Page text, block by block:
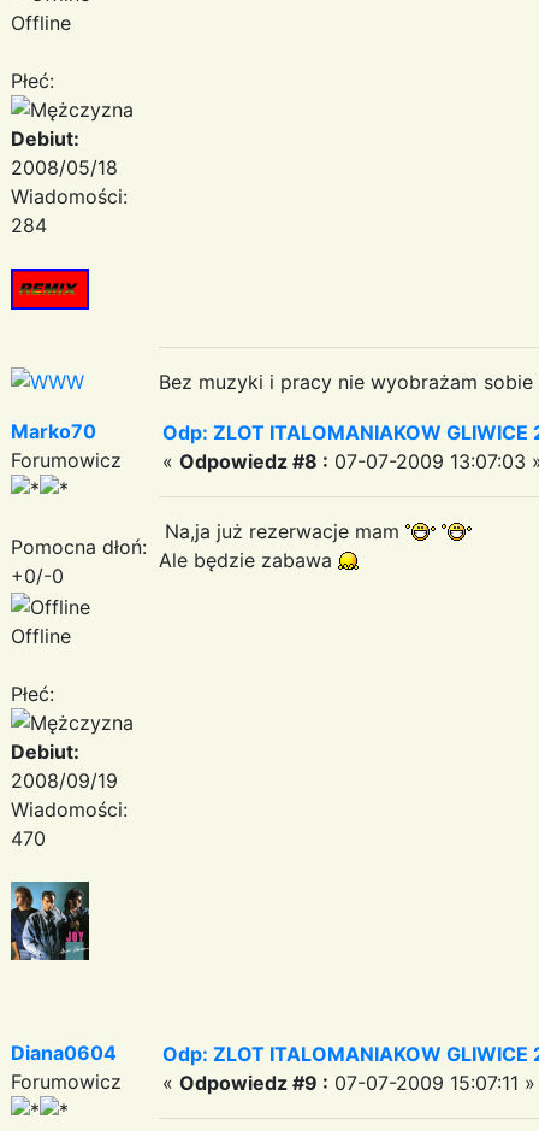
Offline
Płeć:
Debiut:
2008/05/18
Wiadomości:
284
Bez muzyki i pracy nie wyobrażam sobie
Marko70
Forumowicz
Pomocna dłoń:
+0/-0
Offline
Płeć:
Debiut:
2008/09/19
Wiadomości:
470
Odp: ZLOT ITALOMANIAKOW
« Odpowiedz #8 : 07-07-2009 13:07:03
Na,ja już rezerwacje mam
Ale będzie zabawa
Diana0604
Forumowicz
Odp: ZLOT ITALOMANIAKOW
« Odpowiedz #9 : 07-07-2009 15:07:11 »